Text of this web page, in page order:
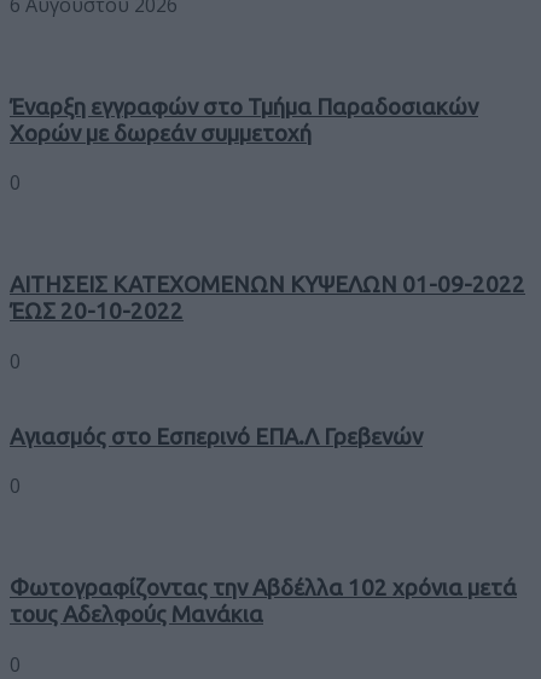
Έναρξη εγγραφών στο Τμήμα Παραδοσιακών
Χορών με δωρεάν συμμετοχή
0
ΑΙΤΗΣΕΙΣ ΚΑΤΕΧΟΜΕΝΩΝ ΚΥΨΕΛΩΝ 01-09-2022
ΈΩΣ 20-10-2022
0
Αγιασμός στο Εσπερινό ΕΠΑ.Λ Γρεβενών
0
Φωτογραφίζοντας την Αβδέλλα 102 χρόνια μετά
τους Αδελφούς Μανάκια
0